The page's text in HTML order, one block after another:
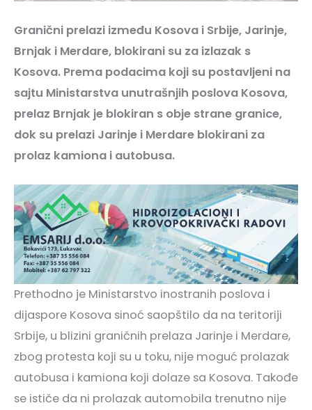
Granični prelazi između Kosova i Srbije, Jarinje,
Brnjak i Merdare, blokirani su za izlazak s
Kosova. Prema podacima koji su postavljeni na
sajtu Ministarstva unutrašnjih poslova Kosova,
prelaz Brnjak je blokiran s obje strane granice,
dok su prelazi Jarinje i Merdare blokirani za
prolaz kamiona i autobusa.
Prethodno je Ministarstvo inostranih poslova i
dijaspore Kosova sinoć saopštilo da na teritoriji
Srbije, u blizini graničnih prelaza Jarinje i Merdare,
zbog protesta koji su u toku, nije moguć prolazak
autobusa i kamiona koji dolaze sa Kosova. Takođe
se ističe da ni prolazak automobila trenutno nije